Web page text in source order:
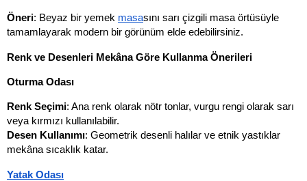
Öneri: Beyaz bir yemek masasını sarı çizgili masa örtüsüyle
tamamlayarak modern bir görünüm elde edebilirsiniz.
Renk ve Desenleri Mekâna Göre Kullanma Önerileri
Oturma Odası
Renk Seçimi: Ana renk olarak nötr tonlar, vurgu rengi olarak sarı
veya kırmızı kullanılabilir.
Desen Kullanımı: Geometrik desenli halılar ve etnik yastıklar
mekâna sıcaklık katar.
Yatak Odası